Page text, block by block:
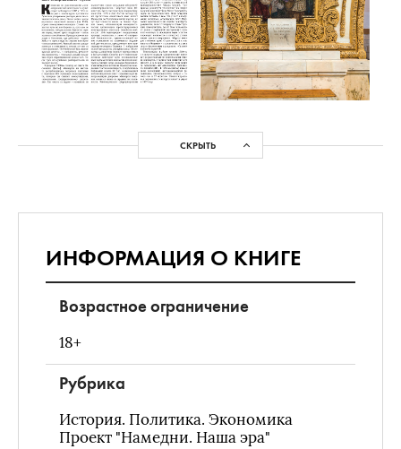
СКРЫТЬ
ИНФОРМАЦИЯ О КНИГЕ
Возрастное ограничение
18+
Рубрика
История. Политика. Экономика
Проект "Намедни. Наша эра"